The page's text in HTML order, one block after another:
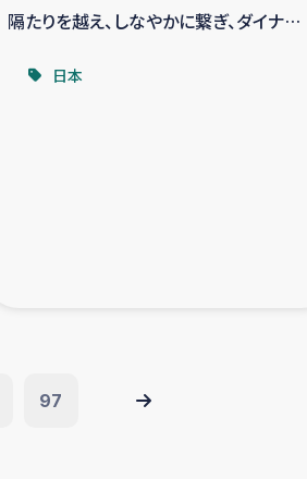
隔たりを越え、しなやかに繋ぎ、ダイナミッ
日本
97